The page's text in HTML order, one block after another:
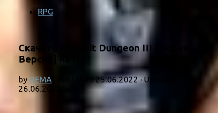
RPG
Скачать игру bit Dungeon III [Новая
Версия] на ПК
by DEMA · Published25.06.2022· Updated
26.06.2022